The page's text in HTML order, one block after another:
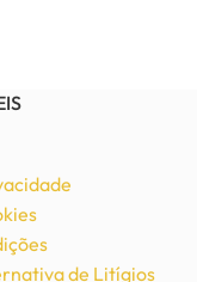
de Litígios